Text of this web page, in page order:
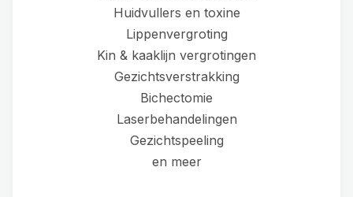
Huidvullers en toxine
Lippenvergroting
Kin & kaaklijn vergrotingen
Gezichtsverstrakking
Bichectomie
Laserbehandelingen
Gezichtspeeling
en meer